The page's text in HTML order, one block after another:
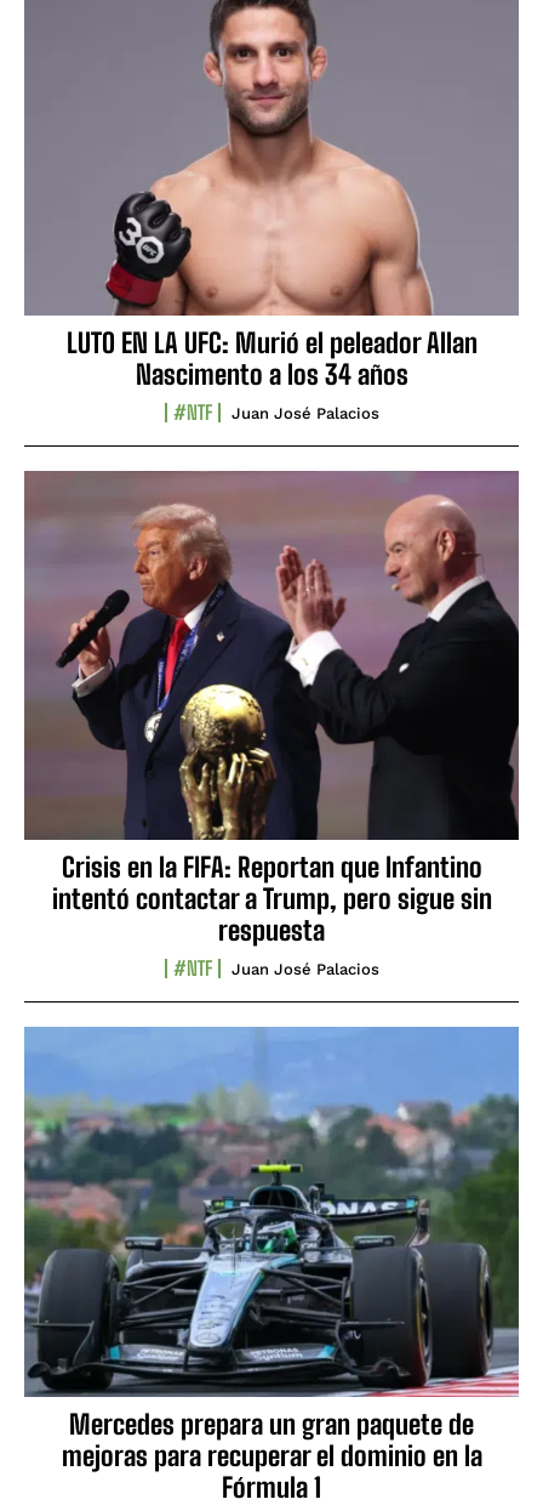
LUTO EN LA UFC: Murió el peleador Allan
Nascimento a los 34 años
#NTF Juan José Palacios
Crisis en la FIFA: Reportan que Infantino
intentó contactar a Trump, pero sigue sin
respuesta
#NTF Juan José Palacios
Mercedes prepara un gran paquete de
mejoras para recuperar el dominio en la
Fórmula 1